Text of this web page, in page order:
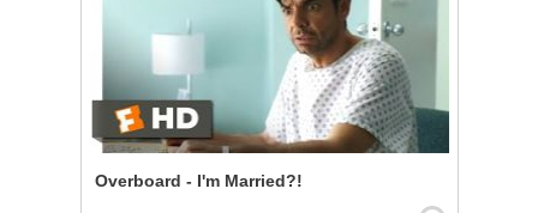
Overboard - I'm Married?!